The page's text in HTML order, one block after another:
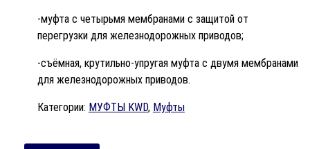
-муфта с четырьмя мембранами с защитой от
перегрузки для железнодорожных приводов;
-cъёмная, крутильно-упругая муфта с двумя мембранами
для железнодорожных приводов.
Категории: МУФТЫ KWD, Муфты